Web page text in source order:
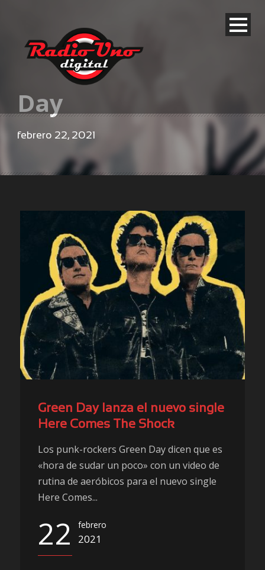
Day
febrero 22, 2021
Green Day lanza el nuevo single
Here Comes The Shock
Los punk-rockers Green Day dicen que es
«hora de sudar un poco» con un video de
rutina de aeróbicos para el nuevo single
Here Comes...
22 febrero
2021